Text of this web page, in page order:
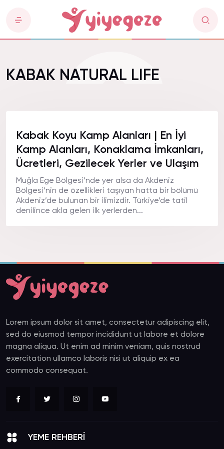
KABAK NATURAL LIFE
Kabak Koyu Kamp Alanları | En İyi
Kamp Alanları, Konaklama İmkanları,
Ücretleri, Gezilecek Yerler ve Ulaşım
Muğla Ege Bölgesi’nde yer alsa da Akdeniz
Bölgesi’nin de özellikleri taşıyan hatta bir bölümü
Akdeniz’de bulunan bir ilimizdir. Türkiye’de tatil
denilince akla gelen ilk yerlerden...
Lorem ipsum dolor sit amet, consectetur adipiscing elit,
sed do eiusmod tempor incididunt ut labore et dolore
magna aliqua. Ut enim ad minim veniam, quis nostrud
exercitation ullamco laboris nisi ut aliquip ex ea
commodo consequat.
YEME REHBERİ